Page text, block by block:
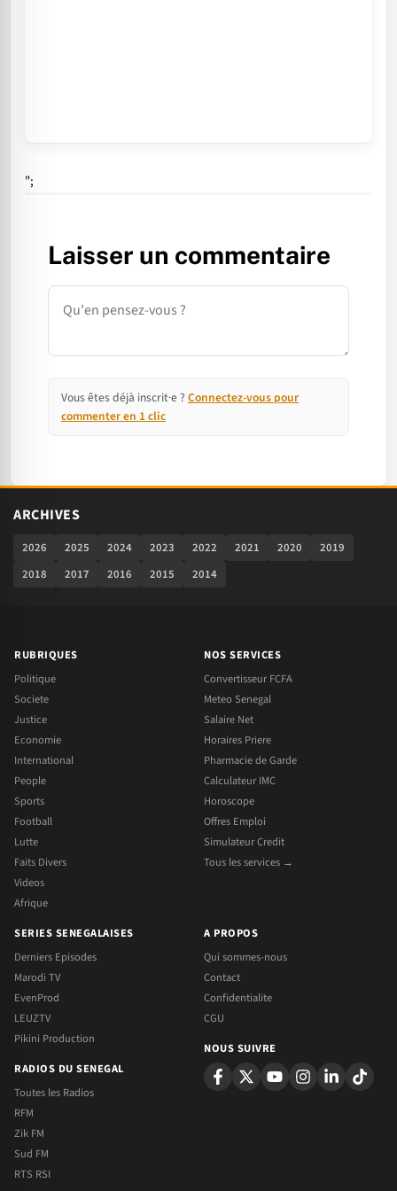
";
Laisser un commentaire
Commentaire
Vous êtes déjà inscrit·e ? Connectez-vous pour
commenter en 1 clic
ARCHIVES
2026 2025 2024 2023 2022 2021 2020
2019
2018
2017 2016 2015 2014
RUBRIQUES
Politique
Societe
Justice
Economie
International
People
Sports
Football
Lutte
Faits Divers
Videos
Afrique
NOS SERVICES
Convertisseur FCFA
Meteo Senegal
Salaire Net
Horaires Priere
Pharmacie de Garde
Calculateur IMC
Horoscope
Offres Emploi
Simulateur Credit
Tous les services →
SERIES SENEGALAISES
Derniers Episodes
Marodi TV
EvenProd
LEUZTV
Pikini Production
RADIOS DU SENEGAL
Toutes les Radios
RFM
Zik FM
Sud FM
RTS RSI
A PROPOS
Qui sommes-nous
Contact
Confidentialite
CGU
NOUS SUIVRE